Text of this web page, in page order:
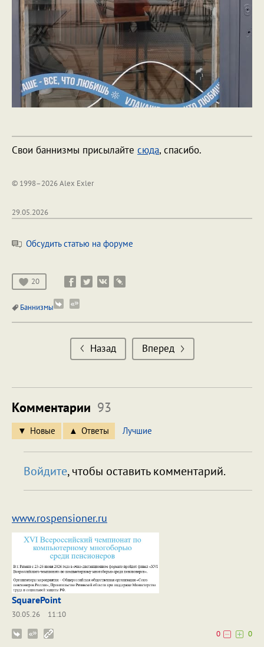
Свои баннизмы присылайте сюда, спасибо.
© 1998–2026 Alex Exler
29.05.2026
Обсудить статью на форуме
20
Баннизмы
Назад Вперед
Комментарии 93
Новые Ответы Лучшие
Войдите, чтобы оставить комментарий.
www.rospensioner.ru
SquarePoint
30.05.26
11:10
0
0